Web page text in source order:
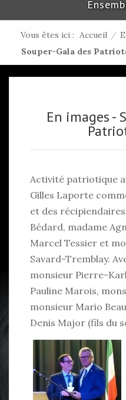
Vous êtes ici : Accueil /
Souper-Gala des
En images -
Activité patriotique
Gilles Laporte
et des
Bédard, madame
Marcel Tessier et
Savard-Tremblay.
monsieur Pierre-
Pauline Marois,
monsieur Mario
Denis Major (fils du